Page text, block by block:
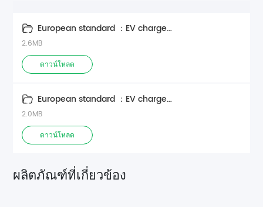
PEEVC（ECO）
2.6MB
ดาวน์โหลด
PEEVC（202404）
2.0MB
ดาวน์โหลด
ผลิตภัณฑ์ที่เกี่ยวข้อง